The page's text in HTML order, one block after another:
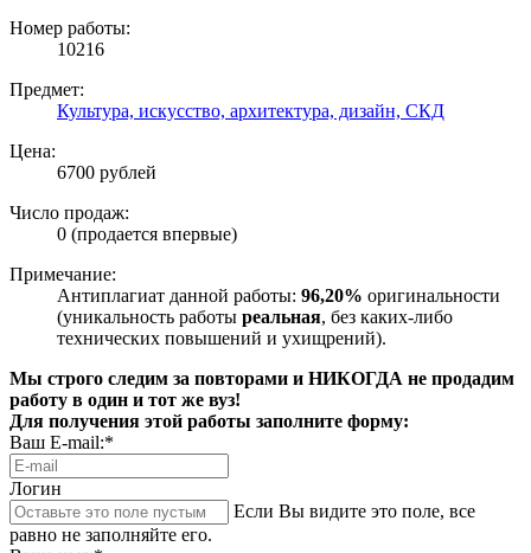
Номер работы:
10216
Предмет:
Культура, искусство, архитектура, дизайн, СКД
Цена:
6700 рублей
Число продаж:
0 (продается впервые)
Примечание:
Антиплагиат данной работы: 96,20% оригинальности
(уникальность работы реальная, без каких-либо
технических повышений и ухищрений).
Мы строго следим за повторами и НИКОГДА не продадим
работу в один и тот же вуз!
Для получения этой работы заполните форму:
Ваш E-mail:*
Логин
Если Вы видите это поле, все
равно не заполняйте его.